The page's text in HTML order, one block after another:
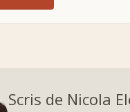
Scris de Nicola